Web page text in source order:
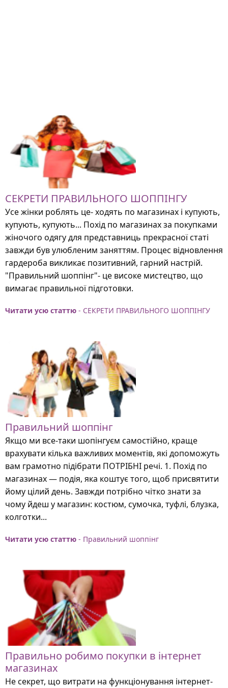
СЕКРЕТИ ПРАВИЛЬНОГО ШОППІНГУ
Усе жінки роблять це- ходять по магазинах і купують,
купують, купують... Похід по магазинах за покупками
жіночого одягу для представниць прекрасної статі
завжди був улюбленим заняттям. Процес відновлення
гардероба викликає позитивний, гарний настрій.
"Правильний шоппінг"- це високе мистецтво, що
вимагає правильної підготовки.
Читати усю статтю - СЕКРЕТИ ПРАВИЛЬНОГО ШОППІНГУ
Правильний шоппінг
Якщо ми все-таки шопінгуєм самостійно, краще
врахувати кілька важливих моментів, які допоможуть
вам грамотно підібрати ПОТРІБНІ речі. 1. Похід по
магазинах — подія, яка коштує того, щоб присвятити
йому цілий день. Завжди потрібно чітко знати за
чому йдеш у магазин: костюм, сумочка, туфлі, блузка,
колготки...
Читати усю статтю - Правильний шоппінг
Правильно робимо покупки в інтернет
магазинах
Не секрет, що витрати на функціонування інтернет-